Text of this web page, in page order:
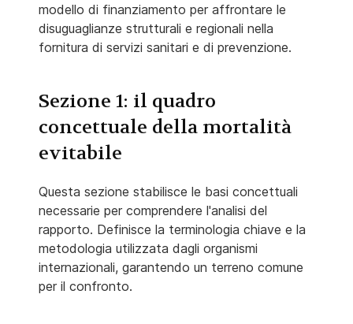
modello di finanziamento per affrontare le
disuguaglianze strutturali e regionali nella
fornitura di servizi sanitari e di prevenzione.
Sezione 1: il quadro
concettuale della mortalità
evitabile
Questa sezione stabilisce le basi concettuali
necessarie per comprendere l'analisi del
rapporto. Definisce la terminologia chiave e la
metodologia utilizzata dagli organismi
internazionali, garantendo un terreno comune
per il confronto.